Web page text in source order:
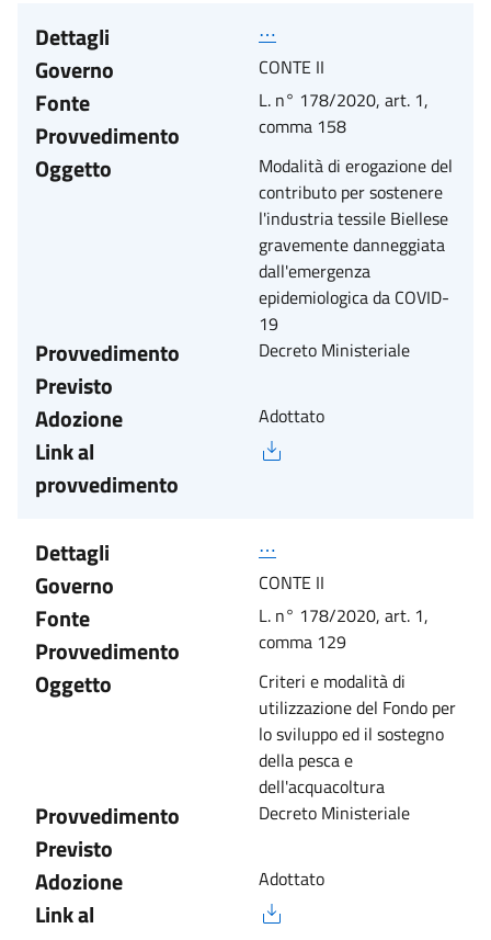
Dettagli
⋯
Governo CONTE II
Fonte
Provvedimento
L. n° 178/2020, art. 1,
comma 158
Oggetto
Modalità di erogazione del
contributo per sostenere
l'industria tessile Biellese
gravemente danneggiata
dall'emergenza
epidemiologica da COVID-
19
Provvedimento
Previsto
Decreto Ministeriale
Adozione Adottato
Link al
provvedimento
Dettagli
⋯
Governo CONTE II
Fonte
Provvedimento
L. n° 178/2020, art. 1,
comma 129
Oggetto
Criteri e modalità di
utilizzazione del Fondo per
lo sviluppo ed il sostegno
della pesca e
dell'acquacoltura
Provvedimento
Previsto
Decreto Ministeriale
Adozione Adottato
Link al